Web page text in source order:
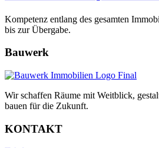
Kompetenz entlang des gesamten
bis zur Übergabe.
Bauwerk
Wir schaffen Räume mit Weitblick,
bauen für die Zukunft.
KONTAKT